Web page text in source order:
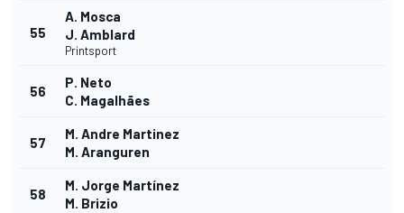
55
A. Mosca
J. Amblard
Printsport
56
P. Neto
C. Magalhães
57
M. Andre Martinez
M. Aranguren
58
M. Jorge Martínez
M. Brizio